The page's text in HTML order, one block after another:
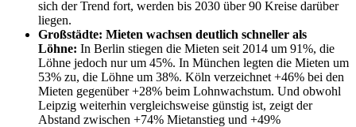
sich der Trend fort, werden bis 2030 über 90 Kreise darüber
liegen.
Großstädte: Mieten wachsen deutlich schneller als
Löhne: In Berlin stiegen die Mieten seit 2014 um 91%, die
Löhne jedoch nur um 45%. In München legten die Mieten um
53% zu, die Löhne um 38%. Köln verzeichnet +46% bei den
Mieten gegenüber +28% beim Lohnwachstum. Und obwohl
Leipzig weiterhin vergleichsweise günstig ist, zeigt der
Abstand zwischen +74% Mietanstieg und +49%